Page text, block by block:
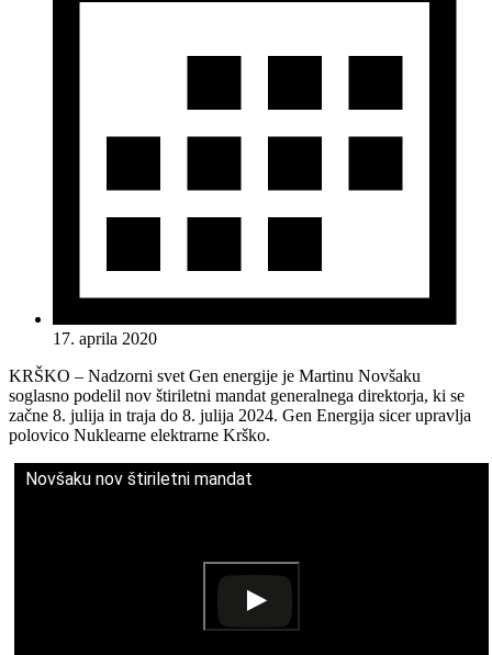
17. aprila 2020
KRŠKO – Nadzorni svet Gen energije je Martinu Novšaku
soglasno podelil nov štiriletni mandat generalnega direktorja, ki se
začne 8. julija in traja do 8. julija 2024. Gen Energija sicer upravlja
polovico Nuklearne elektrarne Krško.
Novšaku nov štiriletni mandat